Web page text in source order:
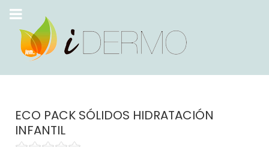
ECO PACK SÓLIDOS HIDRATACIÓN
INFANTIL